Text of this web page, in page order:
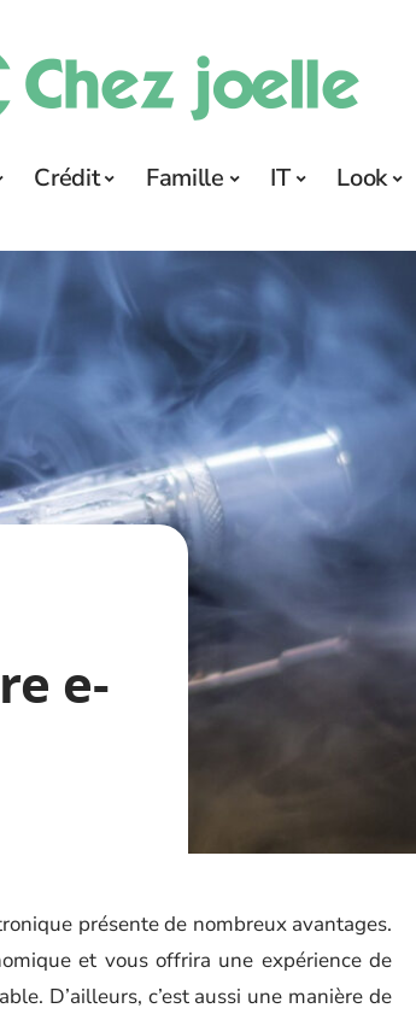
Crédit Famille IT Look
e-
présente de nombreux avantages.
et vous offrira une expérience de
D’ailleurs, c’est aussi une manière de